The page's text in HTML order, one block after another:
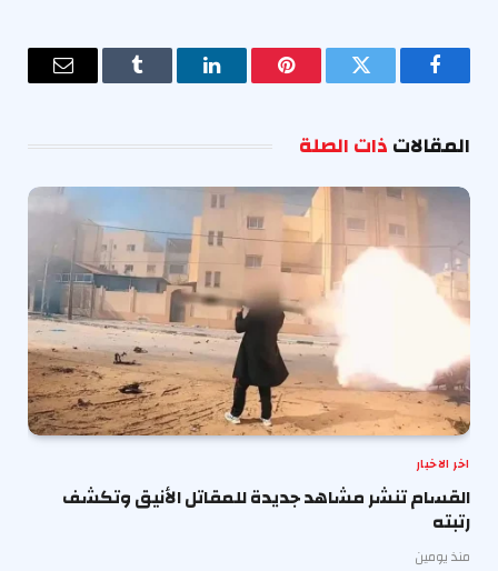
فيسبوك تويتر بينتيريستلينكدإن Tumblr
البريد
المقالاتذات الصلة
اخر الاخبار
القسام تنشر مشاهد جديدة للمقاتل الأنيق وتكشف
رتبته
منذ يومين